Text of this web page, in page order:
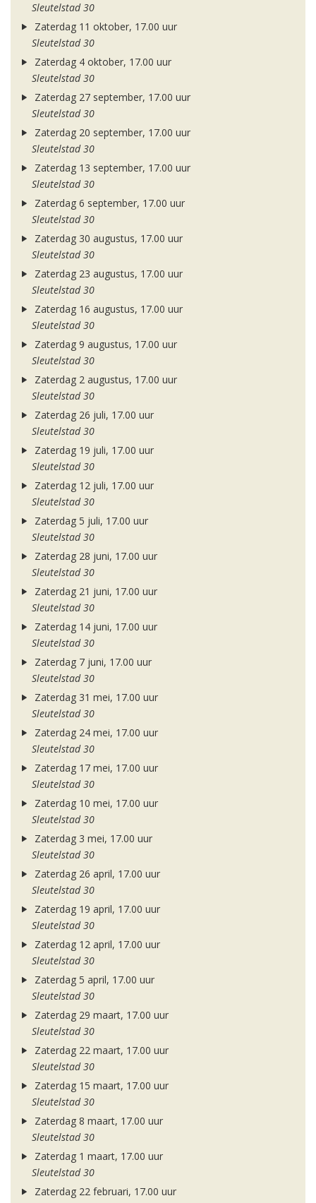
Sleutelstad 30
Zaterdag 11 oktober, 17.00 uur
Sleutelstad 30
Zaterdag 4 oktober, 17.00 uur
Sleutelstad 30
Zaterdag 27 september, 17.00 uur
Sleutelstad 30
Zaterdag 20 september, 17.00 uur
Sleutelstad 30
Zaterdag 13 september, 17.00 uur
Sleutelstad 30
Zaterdag 6 september, 17.00 uur
Sleutelstad 30
Zaterdag 30 augustus, 17.00 uur
Sleutelstad 30
Zaterdag 23 augustus, 17.00 uur
Sleutelstad 30
Zaterdag 16 augustus, 17.00 uur
Sleutelstad 30
Zaterdag 9 augustus, 17.00 uur
Sleutelstad 30
Zaterdag 2 augustus, 17.00 uur
Sleutelstad 30
Zaterdag 26 juli, 17.00 uur
Sleutelstad 30
Zaterdag 19 juli, 17.00 uur
Sleutelstad 30
Zaterdag 12 juli, 17.00 uur
Sleutelstad 30
Zaterdag 5 juli, 17.00 uur
Sleutelstad 30
Zaterdag 28 juni, 17.00 uur
Sleutelstad 30
Zaterdag 21 juni, 17.00 uur
Sleutelstad 30
Zaterdag 14 juni, 17.00 uur
Sleutelstad 30
Zaterdag 7 juni, 17.00 uur
Sleutelstad 30
Zaterdag 31 mei, 17.00 uur
Sleutelstad 30
Zaterdag 24 mei, 17.00 uur
Sleutelstad 30
Zaterdag 17 mei, 17.00 uur
Sleutelstad 30
Zaterdag 10 mei, 17.00 uur
Sleutelstad 30
Zaterdag 3 mei, 17.00 uur
Sleutelstad 30
Zaterdag 26 april, 17.00 uur
Sleutelstad 30
Zaterdag 19 april, 17.00 uur
Sleutelstad 30
Zaterdag 12 april, 17.00 uur
Sleutelstad 30
Zaterdag 5 april, 17.00 uur
Sleutelstad 30
Zaterdag 29 maart, 17.00 uur
Sleutelstad 30
Zaterdag 22 maart, 17.00 uur
Sleutelstad 30
Zaterdag 15 maart, 17.00 uur
Sleutelstad 30
Zaterdag 8 maart, 17.00 uur
Sleutelstad 30
Zaterdag 1 maart, 17.00 uur
Sleutelstad 30
Zaterdag 22 februari, 17.00 uur